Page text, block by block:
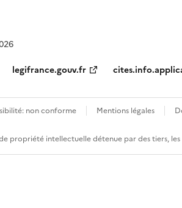
legifrance.gouv.fr
non conforme Mentions légales
propriété intellectuelle détenue par des tiers,